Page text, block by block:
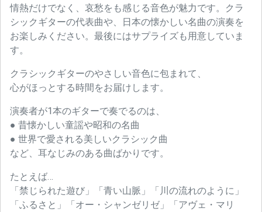
情熱だけでなく、哀愁をも感じる音色が魅力です。クラ
シックギターの代表曲や、日本の懐かしい名曲の演奏を
お楽しみください。最後にはサプライズも用意していま
す。
クラシックギターのやさしい音色に包まれて、
心がほっとする時間をお届けします。
演奏者が1本のギターで奏でるのは、
● 昔懐かしい童謡や昭和の名曲
● 世界で愛される美しいクラシック曲
など、耳なじみのある曲ばかりです。
たとえば…
「禁じられた遊び」「青い山脈」「川の流れのように」
「ふるさと」「オー・シャンゼリゼ」「アヴェ・マリ